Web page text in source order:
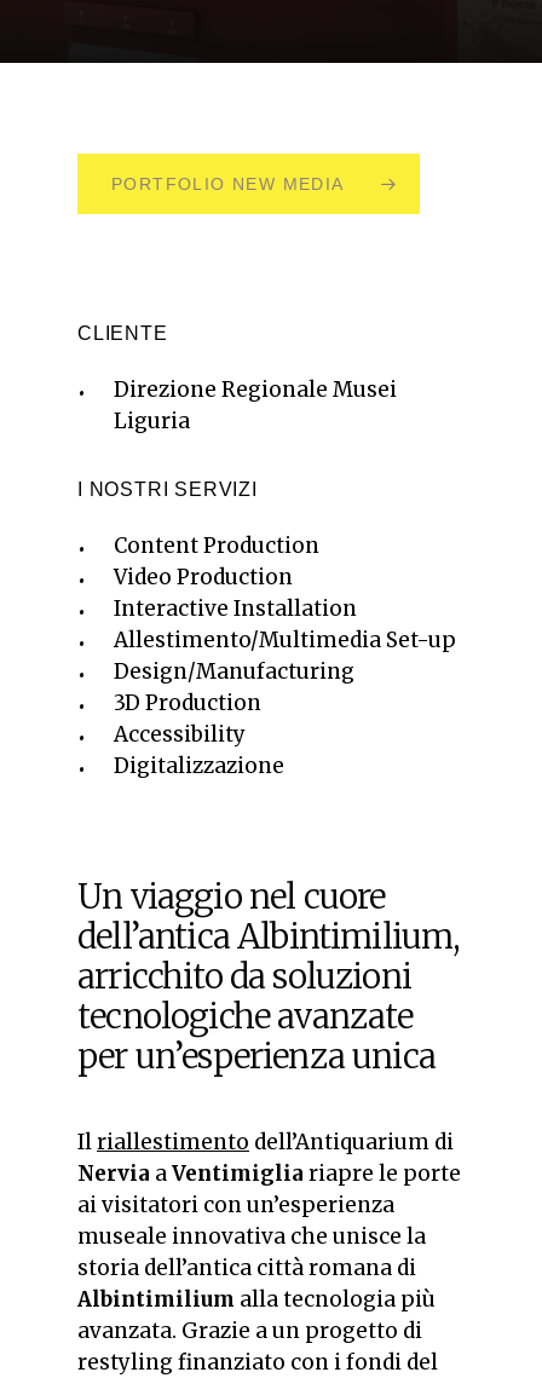
PORTFOLIO NEW MEDIA
CLIENTE
Direzione Regionale Musei
Liguria
I NOSTRI SERVIZI
Content Production
Video Production
Interactive Installation
Allestimento/Multimedia Set-up
Design/Manufacturing
3D Production
Accessibility
Digitalizzazione
Un viaggio nel cuore
dell’antica Albintimilium,
arricchito da soluzioni
tecnologiche avanzate
per un’esperienza unica
Ilriallestimento dell’Antiquarium di
Nervia aVentimiglia riapre le porte
ai visitatori con un’esperienza
museale innovativa che unisce la
storia dell’antica città romana di
Albintimilium alla tecnologia più
avanzata. Grazie a un progetto di
restyling finanziato con i fondi del